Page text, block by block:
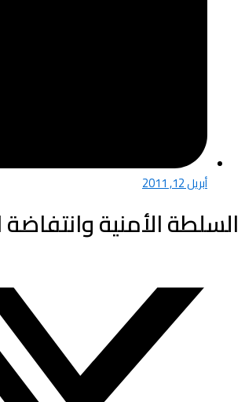
أبريل 12, 2011
السلطة الأمنية وانتفاضة